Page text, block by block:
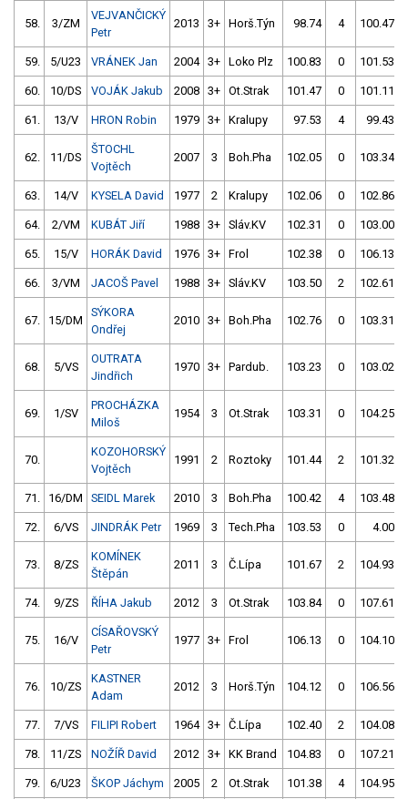
58. 3/ZM
VEJVANČICKÝ
Petr
2013 3+ Horš.Týn 98.74 4 100.47
59. 5/U23 VRÁNEK Jan 2004 3+ Loko Plz 100.83 0 101.53
60. 10/DS VOJÁK Jakub 2008 3+ Ot.Strak 101.47 0 101.11
61. 13/V HRON Robin 1979 3+ Kralupy 97.53 4 99.43
62. 11/DS
ŠTOCHL
Vojtěch
2007 3 Boh.Pha 102.05 0 103.34
63. 14/V KYSELA David 1977 2 Kralupy 102.06 0 102.86
64. 2/VM KUBÁT Jiří 1988 3+ Sláv.KV 102.31 0 103.00
65. 15/V HORÁK David 1976 3+ Frol 102.38 0 106.13
66. 3/VM JACOŠ Pavel 1988 3+ Sláv.KV 103.50 2 102.61
67. 15/DM
SÝKORA
Ondřej
2010 3+ Boh.Pha 102.76 0 103.31
68. 5/VS
OUTRATA
Jindřich
1970 3+ Pardub. 103.23 0 103.02
69. 1/SV
PROCHÁZKA
Miloš
1954 3 Ot.Strak 103.31 0 104.25
70.
KOZOHORSKÝ
Vojtěch
1991 2 Roztoky 101.44 2 101.32
71. 16/DM SEIDL Marek 2010 3 Boh.Pha 100.42 4 103.48
72. 6/VS JINDRÁK Petr 1969 3 Tech.Pha 103.53 0 4.00
73. 8/ZS
KOMÍNEK
Štěpán
2011 3 Č.Lípa 101.67 2 104.93
74. 9/ZS ŘÍHA Jakub 2012 3 Ot.Strak 103.84 0 107.61
75. 16/V
CÍSAŘOVSKÝ
Petr
1977 3+ Frol 106.13 0 104.10
76. 10/ZS
KASTNER
Adam
2012 3 Horš.Týn 104.12 0 106.56
77. 7/VS FILIPI Robert 1964 3+ Č.Lípa 102.40 2 104.08
78. 11/ZS NOŽÍŘ David 2012 3+ KK Brand 104.83 0 107.21
79. 6/U23 ŠKOP Jáchym 2005 2 Ot.Strak 101.38 4 104.95